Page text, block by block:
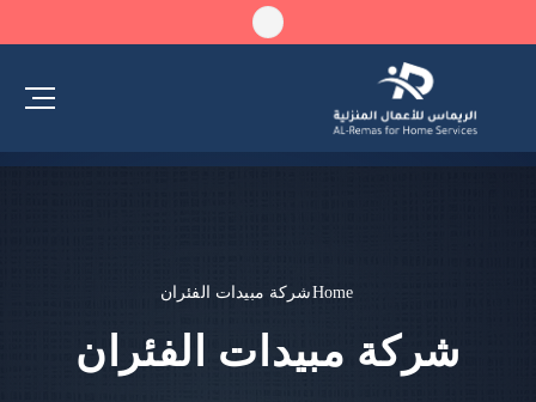
Homeشركة مبيدات الفئران
شركة مبيدات الفئران